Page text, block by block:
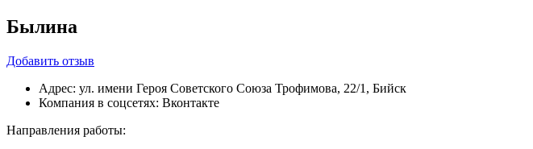
Былина
Добавить отзыв
Адрес: ул. имени Героя Советского Союза Трофимова, 22/1, Бийск
Компания в соцсетях: Вконтакте
Направления работы: